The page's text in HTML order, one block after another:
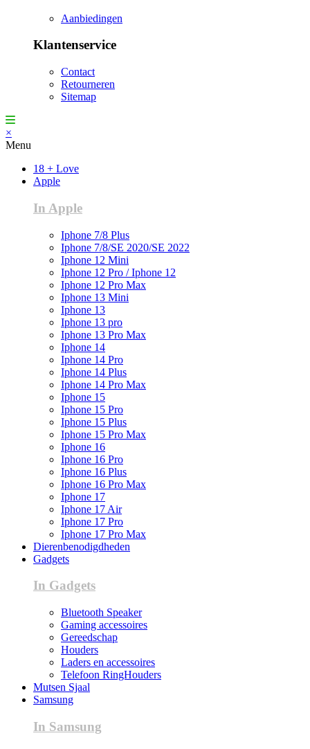
Aanbiedingen
Klantenservice
Contact
Retourneren
Sitemap
×
Menu
18 + Love
Apple
In Apple
Iphone 7/8 Plus
Iphone 7/8/SE 2020/SE 2022
Iphone 12 Mini
Iphone 12 Pro / Iphone 12
Iphone 12 Pro Max
Iphone 13 Mini
Iphone 13
Iphone 13 pro
Iphone 13 Pro Max
Iphone 14
Iphone 14 Pro
Iphone 14 Plus
Iphone 14 Pro Max
Iphone 15
Iphone 15 Pro
Iphone 15 Plus
Iphone 15 Pro Max
Iphone 16
Iphone 16 Pro
Iphone 16 Plus
Iphone 16 Pro Max
Iphone 17
Iphone 17 Air
Iphone 17 Pro
Iphone 17 Pro Max
Dierenbenodigdheden
Gadgets
In Gadgets
Bluetooth Speaker
Gaming accessoires
Gereedschap
Houders
Laders en accessoires
Telefoon RingHouders
Mutsen Sjaal
Samsung
In Samsung